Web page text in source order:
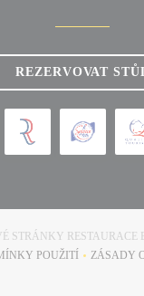
REZERVOVAT
STRÁNKY RESTAURACE
POUŽITÍ ZÁSADY